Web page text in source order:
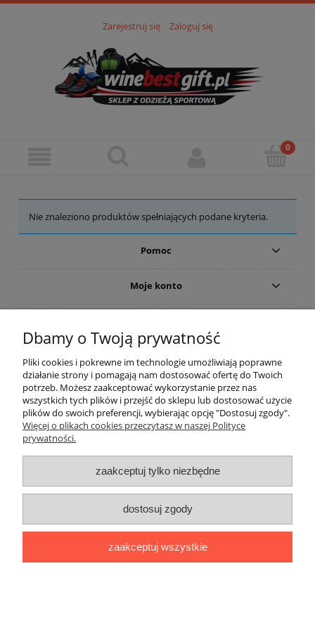
Zarejestruj się Zaloguj się
Nie znaleziono produktów spełniających podane kryteria.
Pomoc
Moje konto
Informacje
pokaż pełną wersję strony
Sklep internetowy Shoper.pl
Dbamy o Twoją prywatność
Pliki cookies i pokrewne im technologie umożliwiają poprawne
działanie strony i pomagają nam dostosować ofertę do Twoich
potrzeb. Możesz zaakceptować wykorzystanie przez nas
wszystkich tych plików i przejść do sklepu lub dostosować użycie
plików do swoich preferencji, wybierając opcję "Dostosuj zgody".
Więcej o plikach cookies przeczytasz w naszej Polityce
prywatności.
zaakceptuj tylko niezbędne
dostosuj zgody
zaakceptuj wszystkie